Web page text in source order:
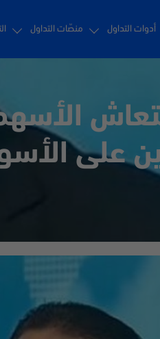
أدوات التداول منصّات التداول
على